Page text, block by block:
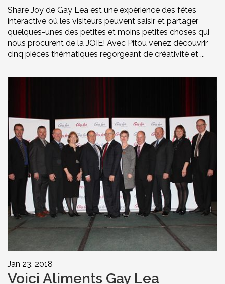
Share Joy de Gay Lea est une expérience des fêtes
interactive où les visiteurs peuvent saisir et partager
quelques-unes des petites et moins petites choses qui
nous procurent de la JOIE! Avec Pitou venez découvrir
cinq pièces thématiques regorgeant de créativité et ...
Jan 23, 2018
Voici Aliments Gay Lea